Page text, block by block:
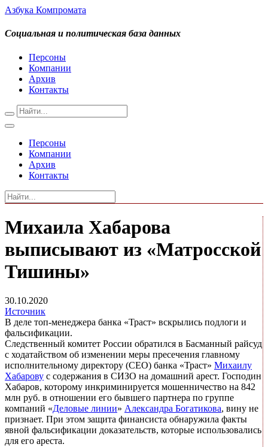
Азбука Компромата
Социальная и политическая база данных
Персоны
Компании
Архив
Контакты
Персоны
Компании
Архив
Контакты
Михаила Хабарова
выписывают из «Матросской
Тишины»
30.10.2020
Источник
В деле топ-менеджера банка «Траст» вскрылись подлоги и
фальсификации.
Следственный комитет России обратился в Басманный райсуд
с ходатайством об изменении меры пресечения главному
исполнительному директору (CEO) банка «Траст» Михаилу
Хабарову с содержания в СИЗО на домашний арест. Господин
Хабаров, которому инкриминируется мошенничество на 842
млн руб. в отношении его бывшего партнера по группе
компаний «Деловые линии» Александра Богатикова, вину не
признает. При этом защита финансиста обнаружила факты
явной фальсификации доказательств, которые использовались
для его ареста.